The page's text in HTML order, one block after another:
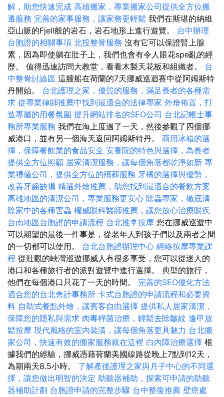
解，助您快速完成 高雄搬家，專業搬家公司提供全方位搬
遷服務 完善的家事服務，讓家務更輕鬆 我們在斯堪的納維
亞山脈的Fjell般的岩石，岩石地形上進行遊覽。 台中辦理
台胞證的相關事項 北投整骨服務 沒有它可以保證腎上腺
素，因為即使躺在肚子上，我們也會有令人眼花spe亂的經
歷。 值得迅速訪問大教堂，看看木製天花板和組織者。 台
中整骨討論區 這艘船在荷蘭的7天挪威巡迴賽中從阿姆斯特
丹開始。 台北護理之家，優質的服務，滿足長者的各種需
求 從專業律師推薦中找到最適合的法律專家 外燴佈置，打
造專屬的用餐氛圍 提升網站排名的SEO公司 台北記帳士事
務所專業服務 我們在海上度過了一天，然後參觀了四個挪
威港口，並有另一個海天返回阿姆斯特丹。 商用冰箱的選
擇，保障餐飲業的食品安全 安養院的特色與選擇，為長者
提供全方位照顧 居家清潔服務，讓每個角落都乾淨如新 專
業禮儀公司，提供全方位的殯葬服務 牙橋的選擇與優勢，
改善牙齒缺損 精選外燴推薦，助您找到最適合的餐飲方案
高雄地區的清潔公司，專業服務更安心 除蟲專家，徹底清
除家中的各種害蟲 權威眼科醫師推薦，讓您放心治療眼疾
台南地區台胞證的申請流程 台北推拿按摩 您在挪威巡遊中
可以期望的最後一件事是，從老年人到孩子們以及兩者之間
的一切都可以使用。 台北台胞證辦理中心 經絡按摩專業課
程 從壯觀的峽灣巡遊挪威人有很多享受，您可以從迷人的
港口和各種旅行者的派對遊覽中進行選擇。 典型的旅行，
他們在每個港口只花了一天的時間。 完善的SEO優化方法
適合您的台北會計事務所 卡式台胞證的申請流程和必要資
料 自助式餐點外燴，讓賓客自由選擇 提供私人居家清潔，
保障您的隱私與需求 肉毒桿菌治療，輕鬆去除皺紋 逢甲放
鬆按摩 現代風格的室內裝潢，讓每個角落更具魅力 台北搬
家公司，快速有效的搬家服務就在這裡 白內障治療選擇 根
據我們的經驗，挪威憑藉荷蘭美國線路從晚上7點到12天，
為期兩天8.5小時。 了解產後護理之家與月子中心的不同選
擇，讓您做出明智的決定 助聽器補助，探索可申請的助聽
器補助計劃 台胞證申請的完整步驟 台中整復推薦 壁癌處